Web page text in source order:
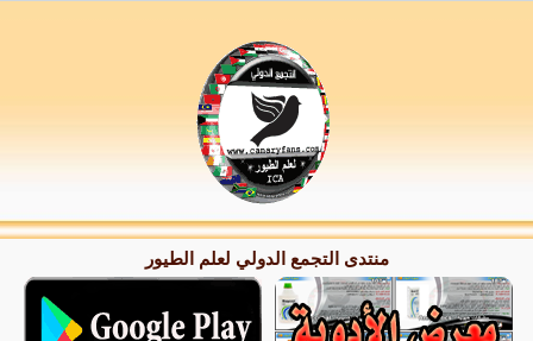
منتدى التجمع الدولي لعلم الطيور